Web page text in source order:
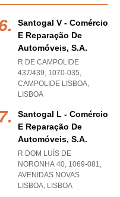
Santogal V - Comércio
E Reparação De
Automóveis, S.a.
R DE CAMPOLIDE
437/439, 1070-035,
CAMPOLIDE LISBOA,
LISBOA
Santogal L - Comércio
E Reparação De
Automóveis, S.a.
R DOM LUÍS DE
NORONHA 40, 1069-081,
AVENIDAS NOVAS
LISBOA, LISBOA